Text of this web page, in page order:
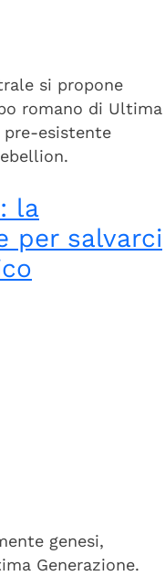
si propone
romano di Ultima
pre-esistente
la
per salvarci
genesi,
Generazione.